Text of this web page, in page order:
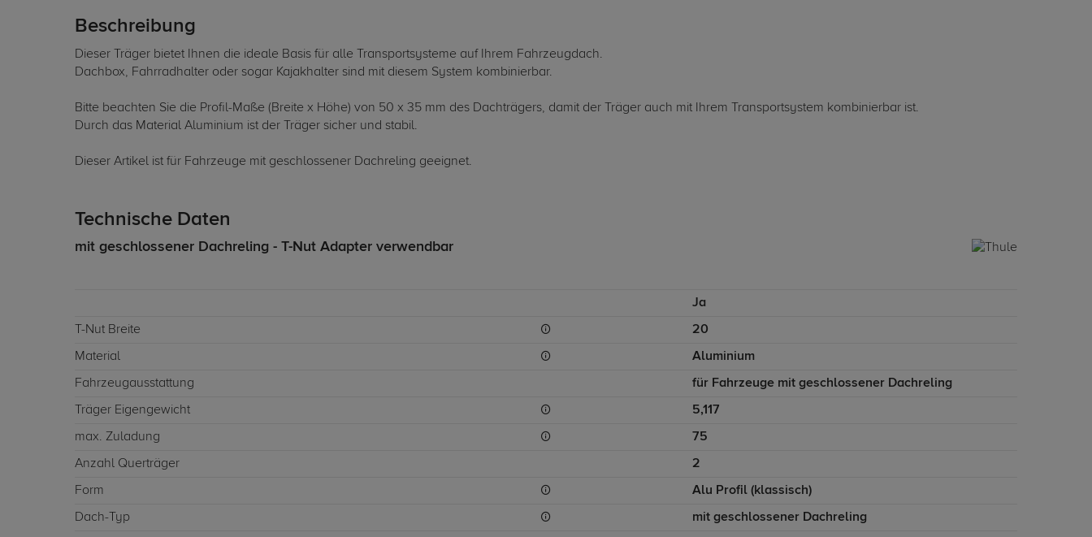
Beschreibung
Dieser Träger bietet Ihnen die ideale Basis für alle Transportsysteme auf Ihrem Fahrzeugdach.
Dachbox, Fahrradhalter oder sogar Kajakhalter sind mit diesem System kombinierbar.
Bitte beachten Sie die Profil-Maße (Breite x Höhe) von 50 x 35 mm des Dachträgers, damit der Träger auch mit Ihrem Transportsystem kombinierbar ist.
Durch das Material Aluminium ist der Träger sicher und stabil.
Dieser Artikel ist für Fahrzeuge mit geschlossener Dachreling geeignet.
Technische Daten
mit geschlossener Dachreling - T-Nut Adapter verwendbar
Ja
T-Nut Breite 20
Material Aluminium
Fahrzeugausstattung für Fahrzeuge mit geschlossener Dachreling
Träger Eigengewicht 5,117
max. Zuladung 75
Anzahl Querträger 2
Form Alu Profil (klassisch)
Dach-Typ mit geschlossener Dachreling